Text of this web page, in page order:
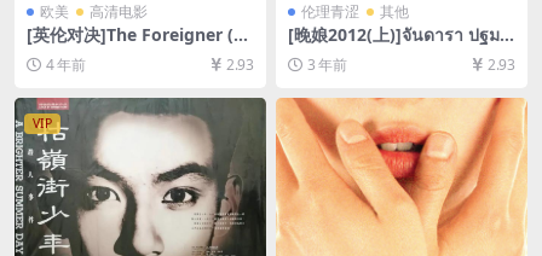
欧美 高清电影
[英伦对决]The Foreigner (20
17)[百度网盘+迅雷云盘资源1
080P超清未删减][MP4/7GB]
[中英字幕]
4 年前 2.93
伦理青涩 其他
[晚娘2012(上)]จันดารา ปฐมบ
ท (2012)[百度网盘+迅雷云盘
资源1080P超清未删减][MP4/
8GB][中英字幕]
3 年前 2.93
VIP